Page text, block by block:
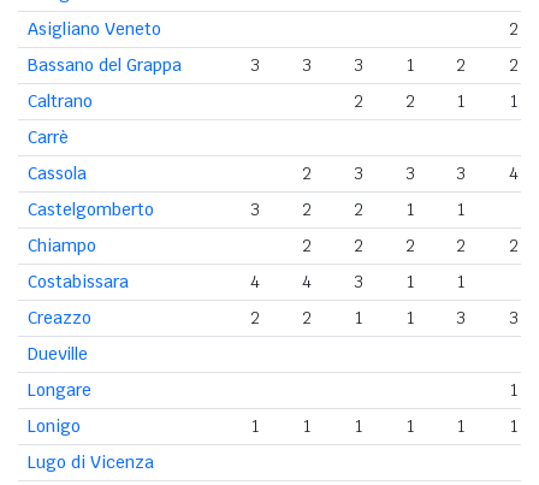
Asigliano Veneto
2
Bassano del Grappa
3 3 3 1 2
2
Caltrano
2 2 1
1
Carrè
Cassola
2 3 3 3
4
Castelgomberto
3 2 2 1
1
Chiampo
2 2 2 2
2
Costabissara
4 4 3 1
1
Creazzo
2 2 1 1 3
3
Dueville
Longare
1
Lonigo
1 1 1 1 1
1
Lugo di Vicenza